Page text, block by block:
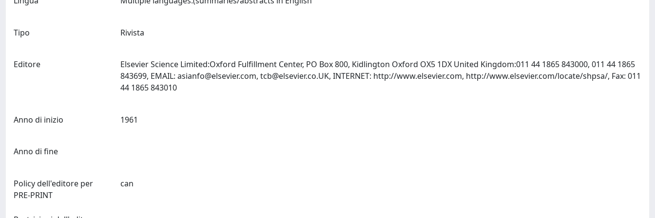
Tipo Rivista
Editore
Elsevier Science Limited:Oxford Fulfillment Center, PO Box 800, Kidlington Oxford OX5 1DX United Kingdom:011 44 1865 843000, 011 44 1865
843699, EMAIL: asianfo@elsevier.com, tcb@elsevier.co.UK, INTERNET: http://www.elsevier.com, http://www.elsevier.com/locate/shpsa/, Fax: 011
Anno di inizio
Anno di fine
Policy dell'editore per
PRE-PRINT